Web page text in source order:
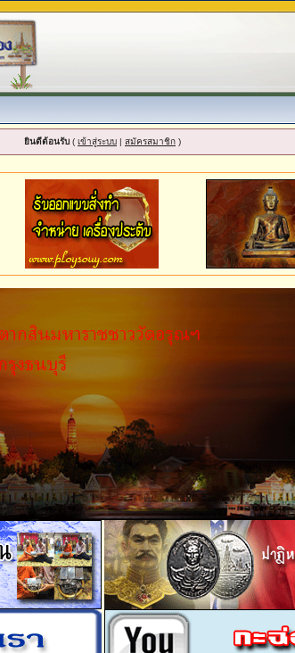
ยินดีต้อนรับ ( เข้าสู่ระบบ | สมัครสมาชิก )